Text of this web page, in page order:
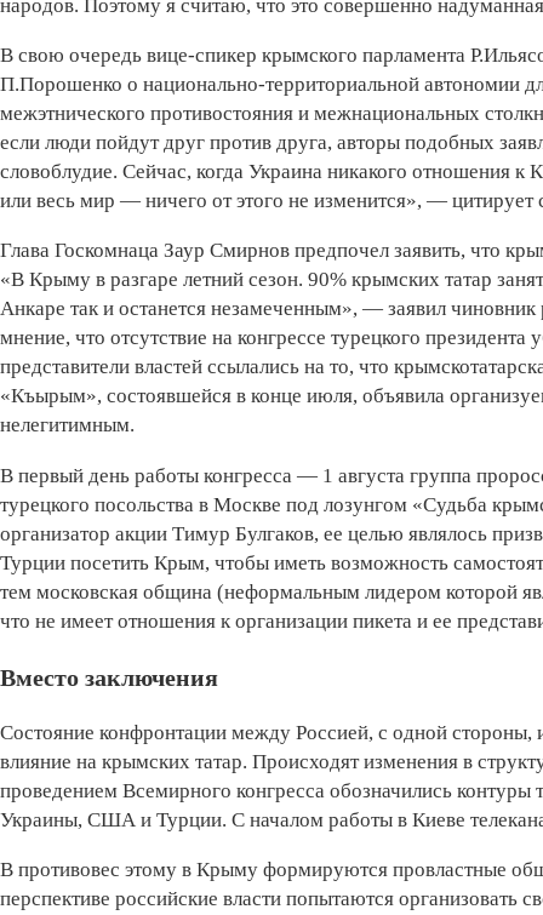
народов. Поэтому я считаю, что это совершенно
В свою очередь вице-спикер крымского парламента
П.Порошенко о национально-территориальной автономии
межэтнического противостояния и межнациональных
если люди пойдут друг против друга, авторы подобных
словоблудие. Сейчас, когда Украина никакого отношения
или весь мир — ничего от этого не изменится», — цитирует
Глава Госкомнаца Заур Смирнов предпочел заявить, что
«В Крыму в разгаре летний сезон. 90% крымских татар
Анкаре так и останется незамеченным», — заявил
мнение, что отсутствие на конгрессе турецкого
представители властей ссылались на то, что
«Къырым», состоявшейся в конце июля, объявила
нелегитимным.
В первый день работы конгресса — 1 августа группа
турецкого посольства в Москве под лозунгом «Судьба
организатор акции Тимур Булгаков, ее целью являлось
Турции посетить Крым, чтобы иметь возможность
тем московская община (неформальным лидером которой
что не имеет отношения к организации пикета и ее
Вместо заключения
Состояние конфронтации между Россией, с одной
влияние на крымских татар. Происходят изменения в
проведением Всемирного конгресса обозначились контуры
Украины, США и Турции. С началом работы в Киеве
В противовес этому в Крыму формируются провластные
перспективе российские власти попытаются организовать